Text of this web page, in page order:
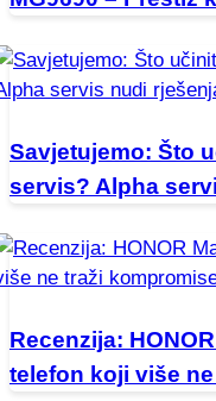
Savjetujemo: Što
servis? Alpha
Recenzija:
telefon koji više